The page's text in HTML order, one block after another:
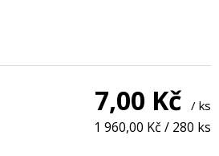
7,00 Kč / ks
1 960,00 Kč / 280 ks